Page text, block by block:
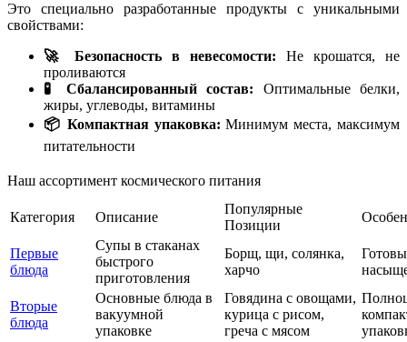
Это специально разработанные продукты с уникальными
свойствами:
🚀 Безопасность в невесомости: Не крошатся, не
проливаются
🧪 Сбалансированный состав: Оптимальные белки,
жиры, углеводы, витамины
📦 Компактная упаковка: Минимум места, максимум
питательности
Наш ассортимент космического питания
Категория Описание
Популярные
Позиции
Первые
блюда
Супы в стаканах
быстрого
приготовления
Борщ, щи, солянка,
харчо
Вторые
блюда
Основные блюда в
вакуумной
упаковке
Говядина с овощами,
курица с рисом,
греча с мясом